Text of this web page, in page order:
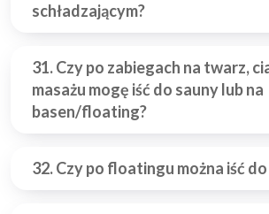
schładzającym?
31. Czy po zabiegach na twarz,
masażu mogę iść do sauny lub na
basen/floating?
32. Czy po floatingu można iść